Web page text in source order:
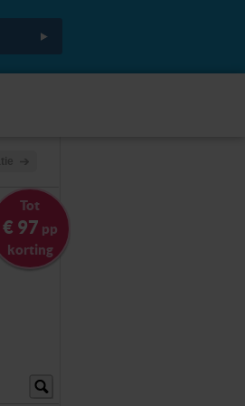
Tot
€ 97 pp
korting